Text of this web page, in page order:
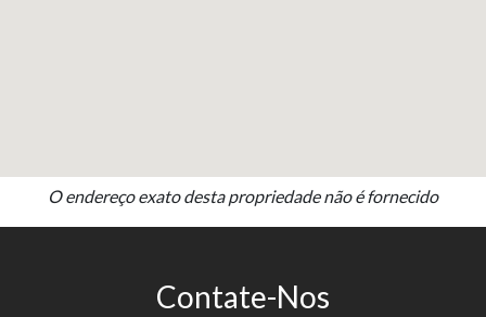
O endereço exato desta propriedade não é fornecido
Contate-Nos